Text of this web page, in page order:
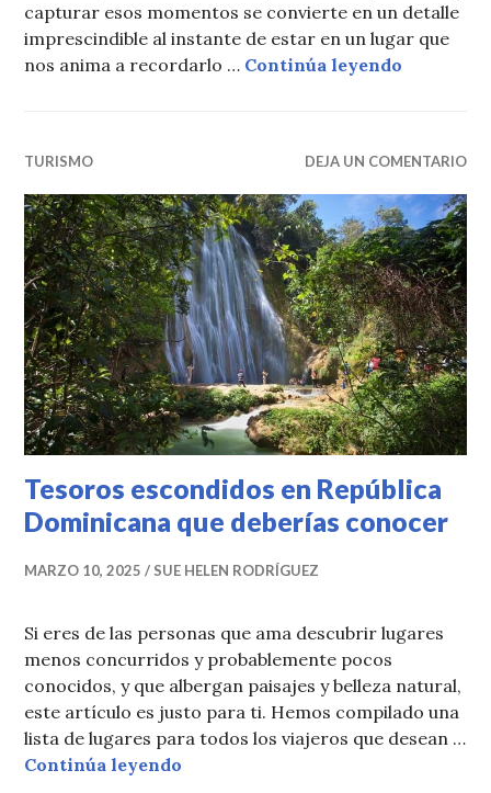
capturar esos momentos se convierte en un detalle
imprescindible al instante de estar en un lugar que
nos anima a recordarlo … Continúa leyendo
TURISMO DEJA UN COMENTARIO
Tesoros escondidos en República
Dominicana que deberías conocer
MARZO 10, 2025 SUE HELEN RODRÍGUEZ
Si eres de las personas que ama descubrir lugares
menos concurridos y probablemente pocos
conocidos, y que albergan paisajes y belleza natural,
este artículo es justo para ti. Hemos compilado una
lista de lugares para todos los viajeros que desean …
Continúa leyendo